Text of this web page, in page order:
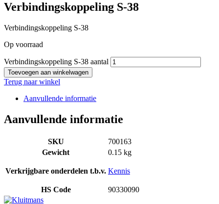
Verbindingskoppeling S-38
Verbindingskoppeling S-38
Op voorraad
Verbindingskoppeling S-38 aantal
Toevoegen aan winkelwagen
Terug naar winkel
Aanvullende informatie
Aanvullende informatie
SKU
700163
Gewicht
0.15 kg
Verkrijgbare onderdelen t.b.v. Kennis
HS Code 90330090